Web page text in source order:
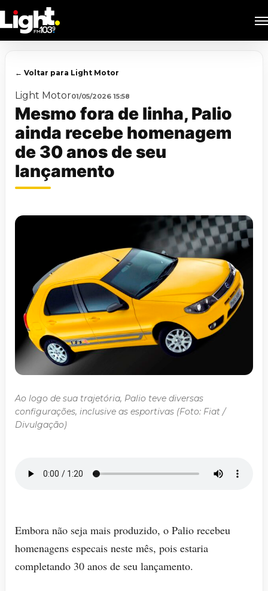
to
main
← Voltar para Light Motor
Light Motor01/05/2026 15:58
Mesmo fora de linha, Palio
ainda recebe homenagem
de 30 anos de seu
lançamento
Ao logo de sua trajetória, Palio teve diversas
configurações, inclusive as esportivas (Foto: Fiat /
Divulgação)
Embora não seja mais produzido, o Palio recebeu
homenagens especais neste mês, pois estaria
completando 30 anos de seu lançamento.